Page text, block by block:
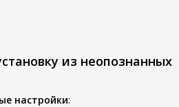
из неопознанных
настройки: